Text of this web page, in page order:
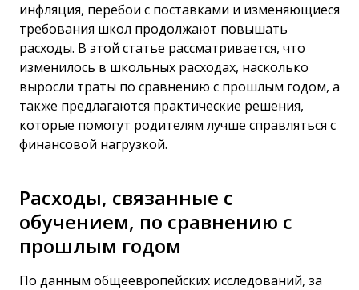
инфляция, перебои с поставками и изменяющиеся
требования школ продолжают повышать
расходы. В этой статье рассматривается, что
изменилось в школьных расходах, насколько
выросли траты по сравнению с прошлым годом, а
также предлагаются практические решения,
которые помогут родителям лучше справляться с
финансовой нагрузкой.
Расходы, связанные с
обучением, по сравнению с
прошлым годом
По данным общеевропейских исследований, за